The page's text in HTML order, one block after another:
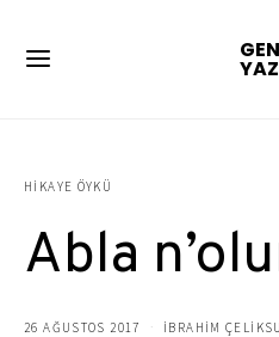
HIKAYE ÖYKÜ
Abla
26 AĞUSTOS 2017 IBRAHIM ÇELIKSU